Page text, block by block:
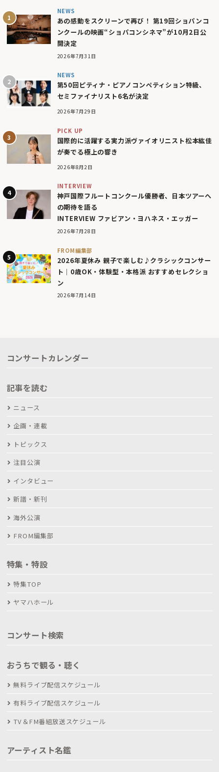
NEWS
あの感動をスクリーンで再び！ 第19回ショパンコ
ンクールの映画“ショパコンシネマ”が10月2日公
開決定
2026年7月31日
NEWS
第50回ピティナ・ピアノコンペティション特級、
セミファイナリスト6名が決定
2026年7月29日
PICK UP
国際的に活躍する実力派ヴァイオリニスト松本紘佳
が奏でる極上の響き
2026年8月2日
INTERVIEW
神戸国際フルートコンクール優勝者、日本ツアーへ
の期待を語る
INTERVIEW ファビアン・ヨハネス・エッガー
2026年7月28日
FROM編集部
2026年夏休み 親子で楽しむ♪クラシックコンサー
ト｜0歳OK・体験型・本格派 おすすめセレクショ
ン
2026年7月14日
コンサートカレンダー
記事を読む
ニュース
企画・連載
トピックス
注目公演
インタビュー
新譜・新刊
海外公演
FROM編集部
特集・特設
特集TOP
ヤマハホール
コンサート検索
おうちで観る・聴く
無料ライブ配信スケジュール
有料ライブ配信スケジュール
TV＆FM番組放送スケジュール
アーティスト名鑑